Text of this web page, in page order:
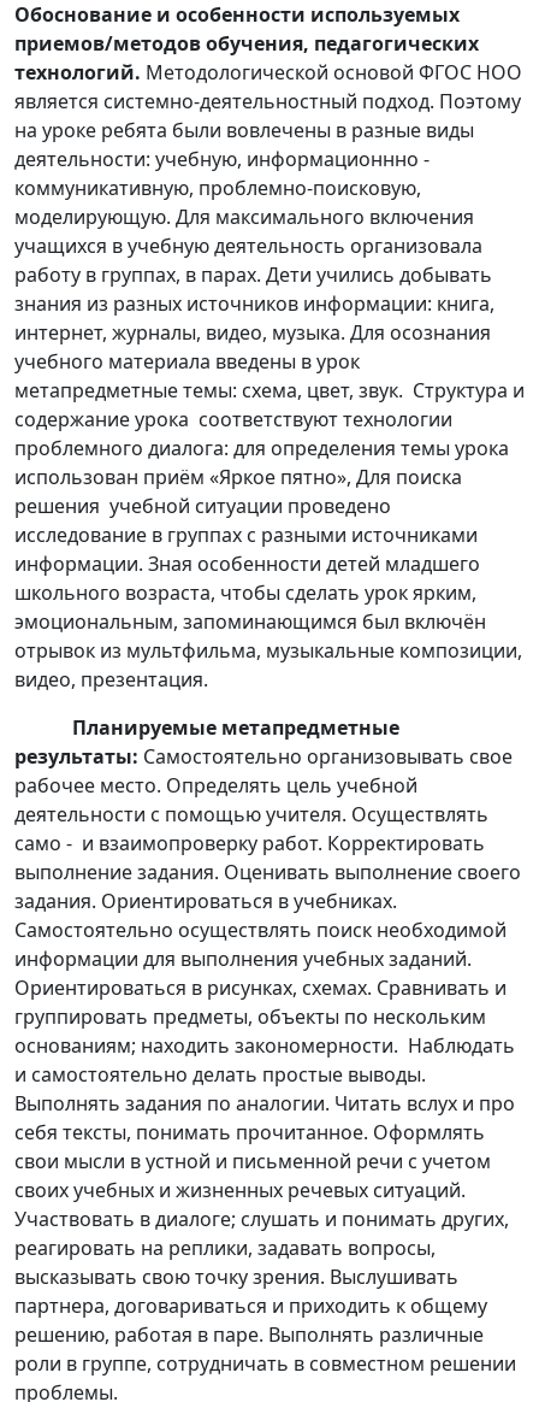
Обоснование и особенности используемых
приемов/методов обучения, педагогических
технологий. Методологической основой ФГОС НОО
является системно-деятельностный подход. Поэтому
на уроке ребята были вовлечены в разные виды
деятельности: учебную, информационнно -
коммуникативную, проблемно-поисковую,
моделирующую. Для максимального включения
учащихся в учебную деятельность организовала
работу в группах, в парах. Дети учились добывать
знания из разных источников информации: книга,
интернет, журналы, видео, музыка. Для осознания
учебного материала введены в урок
метапредметные темы: схема, цвет, звук. Структура и
содержание урока соответствуют технологии
проблемного диалога: для определения темы урока
использован приём «Яркое пятно», Для поиска
решения учебной ситуации проведено
исследование в группах с разными источниками
информации. Зная особенности детей младшего
школьного возраста, чтобы сделать урок ярким,
эмоциональным, запоминающимся был включён
отрывок из мультфильма, музыкальные композиции,
видео, презентация.
Планируемые метапредметные
результаты: Самостоятельно организовывать свое
рабочее место. Определять цель учебной
деятельности с помощью учителя. Осуществлять
само - и взаимопроверку работ. Корректировать
выполнение задания. Оценивать выполнение своего
задания. Ориентироваться в учебниках.
Самостоятельно осуществлять поиск необходимой
информации для выполнения учебных заданий.
Ориентироваться в рисунках, схемах. Сравнивать и
группировать предметы, объекты по нескольким
основаниям; находить закономерности. Наблюдать
и самостоятельно делать простые выводы.
Выполнять задания по аналогии. Читать вслух и про
себя тексты, понимать прочитанное. Оформлять
свои мысли в устной и письменной речи с учетом
своих учебных и жизненных речевых ситуаций.
Участвовать в диалоге; слушать и понимать других,
реагировать на реплики, задавать вопросы,
высказывать свою точку зрения. Выслушивать
партнера, договариваться и приходить к общему
решению, работая в паре. Выполнять различные
роли в группе, сотрудничать в совместном решении
проблемы.